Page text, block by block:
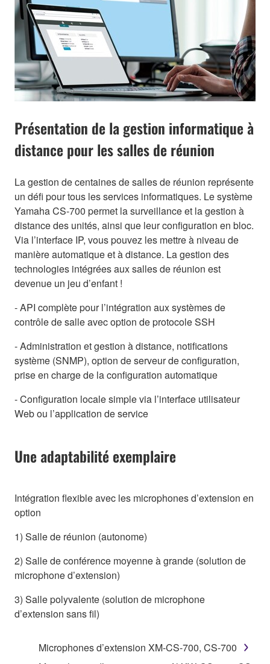
Présentation de la gestion informatique à
distance pour les salles de réunion
La gestion de centaines de salles de réunion représente
un défi pour tous les services informatiques. Le système
Yamaha CS-700 permet la surveillance et la gestion à
distance des unités, ainsi que leur configuration en bloc.
Via l’interface IP, vous pouvez les mettre à niveau de
manière automatique et à distance. La gestion des
technologies intégrées aux salles de réunion est
devenue un jeu d’enfant !
- API complète pour l’intégration aux systèmes de
contrôle de salle avec option de protocole SSH
- Administration et gestion à distance, notifications
système (SNMP), option de serveur de configuration,
prise en charge de la configuration automatique
- Configuration locale simple via l’interface utilisateur
Web ou l’application de service
Une adaptabilité exemplaire
Intégration flexible avec les microphones d’extension en
option
1) Salle de réunion (autonome)
2) Salle de conférence moyenne à grande (solution de
microphone d’extension)
3) Salle polyvalente (solution de microphone
d’extension sans fil)
Microphones d’extension XM-CS-700, CS-700